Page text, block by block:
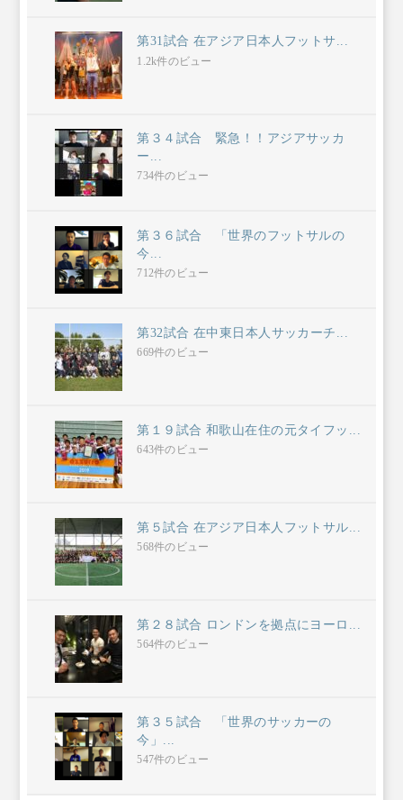
第31試合 在アジア日本人フットサ...
1.2k件のビュー
第３４試合 緊急！！アジアサッカ
ー...
734件のビュー
第３６試合 「世界のフットサルの
今...
712件のビュー
第32試合 在中東日本人サッカーチ...
669件のビュー
第１９試合 和歌山在住の元タイフッ...
643件のビュー
第５試合 在アジア日本人フットサル...
568件のビュー
第２８試合 ロンドンを拠点にヨーロ...
564件のビュー
第３５試合 「世界のサッカーの
今」...
547件のビュー